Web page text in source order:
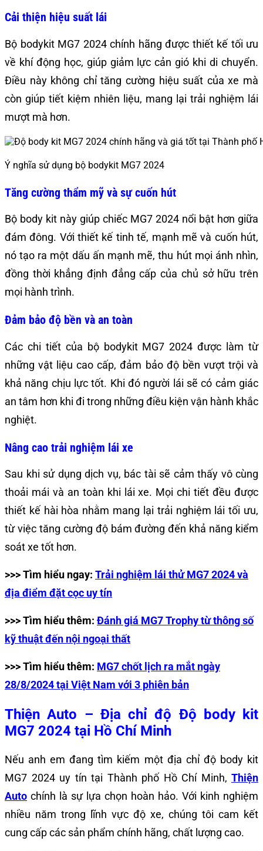
Cải thiện hiệu suất lái
Bộ bodykit MG7 2024 chính hãng được thiết kế tối ưu
về khí động học, giúp giảm lực cản gió khi di chuyển.
Điều này không chỉ tăng cường hiệu suất của xe mà
còn giúp tiết kiệm nhiên liệu, mang lại trải nghiệm lái
mượt mà hơn.
Ý nghĩa sử dụng bộ bodykit MG7 2024
Tăng cường thẩm mỹ và sự cuốn hút
Bộ body kit này giúp chiếc MG7 2024 nổi bật hơn giữa
đám đông. Với thiết kế tinh tế, mạnh mẽ và cuốn hút,
nó tạo ra một dấu ấn mạnh mẽ, thu hút mọi ánh nhìn,
đồng thời khẳng định đẳng cấp của chủ sở hữu trên
mọi hành trình.
Đảm bảo độ bền và an toàn
Các chi tiết của bộ bodykit MG7 2024 được làm từ
những vật liệu cao cấp, đảm bảo độ bền vượt trội và
khả năng chịu lực tốt. Khi đó người lái sẽ có cảm giác
an tâm hơn khi đi trong những điều kiện vận hành khắc
nghiệt.
Nâng cao trải nghiệm lái xe
Sau khi sử dụng dịch vụ, bác tài sẽ cảm thấy vô cùng
thoải mái và an toàn khi lái xe. Mọi chi tiết đều được
thiết kế hài hòa nhằm mang lại trải nghiệm lái tối ưu,
từ việc tăng cường độ bám đường đến khả năng kiểm
soát xe tốt hơn.
>>> Tìm hiểu ngay: Trải nghiệm lái thử MG7 2024 và
địa điểm đặt cọc uy tín
>>> Tìm hiểu thêm: Đánh giá MG7 Trophy từ thông số
kỹ thuật đến nội ngoại thất
>>> Tìm hiểu thêm: MG7 chốt lịch ra mắt ngày
28/8/2024 tại Việt Nam với 3 phiên bản
Thiện Auto – Địa chỉ độ Độ body kit
MG7 2024 tại Hồ Chí Minh
Nếu anh em đang tìm kiếm một địa chỉ độ body kit
MG7 2024 uy tín tại Thành phố Hồ Chí Minh, Thiện
Auto chính là sự lựa chọn hoàn hảo. Với kinh nghiệm
nhiều năm trong lĩnh vực độ xe, chúng tôi cam kết
cung cấp các sản phẩm chính hãng, chất lượng cao.